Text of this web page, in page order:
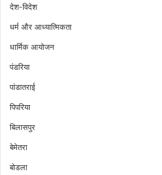
देश-विदेश
धर्म और आध्यात्मिकता
धार्मिक आयोजन
पंडरिया
पांडातराई
पिपरिया
बिलासपुर
बेमेतरा
बोडला